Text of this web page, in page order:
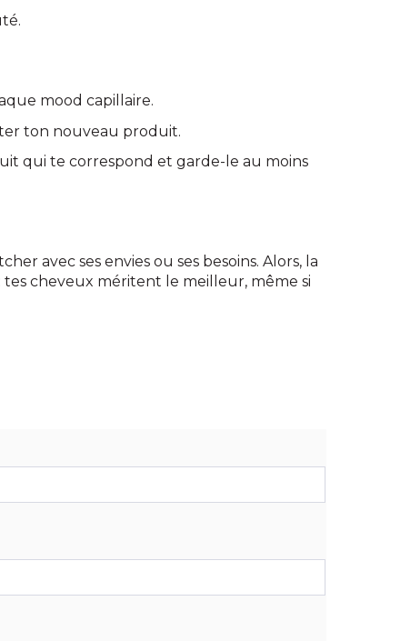
mood capillaire.
ton nouveau produit.
qui te correspond et garde-le au moins
avec ses envies ou ses besoins. Alors, la
cheveux méritent le meilleur, même si